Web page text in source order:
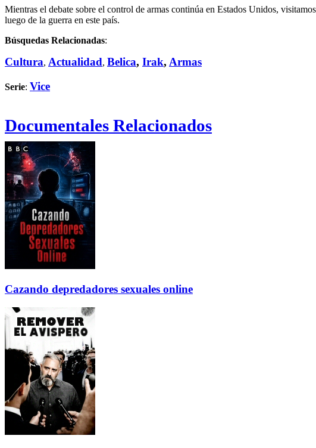
Mientras el debate sobre el control de armas continúa en Estados Unidos,
luego de la guerra en este país.
Búsquedas Relacionadas:
Cultura, Actualidad, Belica, Irak, Armas
Serie: Vice
Documentales Relacionados
Cazando depredadores sexuales online